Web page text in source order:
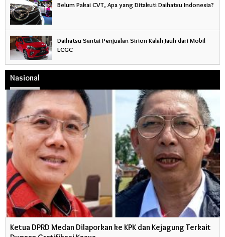
Belum Pakai CVT, Apa yang Ditakuti Daihatsu Indonesia?
Daihatsu Santai Penjualan Sirion Kalah Jauh dari Mobil
LCGC
Nasional
Ketua DPRD Medan Dilaporkan ke KPK dan Kejagung Terkait